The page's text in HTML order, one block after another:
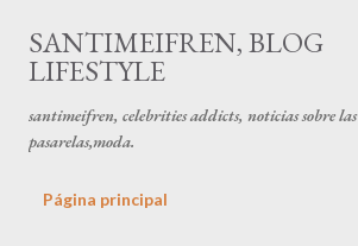
Ir al contenido principal
SANTIMEIFREN, BLOG
LIFESTYLE
santimeifren, celebrities addicts, noticias sobre las
pasarelas,moda.
Página principal